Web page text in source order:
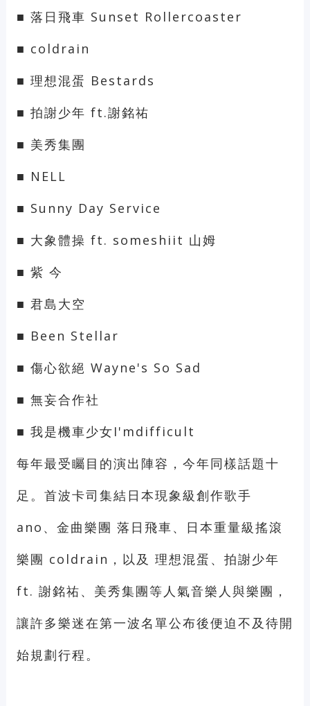
■ 落日飛車 Sunset Rollercoaster
■ coldrain
■ 理想混蛋 Bestards
■ 拍謝少年 ft.謝銘祐
■ 美秀集團
■ NELL
■ Sunny Day Service
■ 大象體操 ft. someshiit 山姆
■ 紫 今
■ 君島大空
■ Been Stellar
■ 傷心欲絕 Wayne's So Sad
■ 無妄合作社
■ 我是機車少女I'mdifficult
每年最受矚目的演出陣容，今年同樣話題十
足。首波卡司集結日本現象級創作歌手
ano、金曲樂團 落日飛車、日本重量級搖滾
樂團 coldrain，以及 理想混蛋、拍謝少年
ft. 謝銘祐、美秀集團等人氣音樂人與樂團，
讓許多樂迷在第一波名單公布後便迫不及待開
始規劃行程。